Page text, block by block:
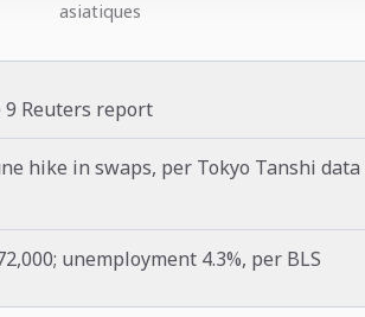
asiatiques
9 Reuters report
hike in swaps, per Tokyo Tanshi
unemployment 4.3%, per BLS